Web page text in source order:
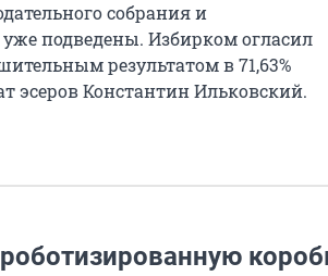
собрания и
уже подведены. Избирком огласил
результатом в 71,63%
эсеров Константин Ильковский.